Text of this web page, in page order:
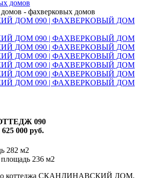
домов
- фахверковых домов
090
625 000 руб.
282 м2
236 м2
коттеджа СКАНДИНАВСКИЙ ДОМ,